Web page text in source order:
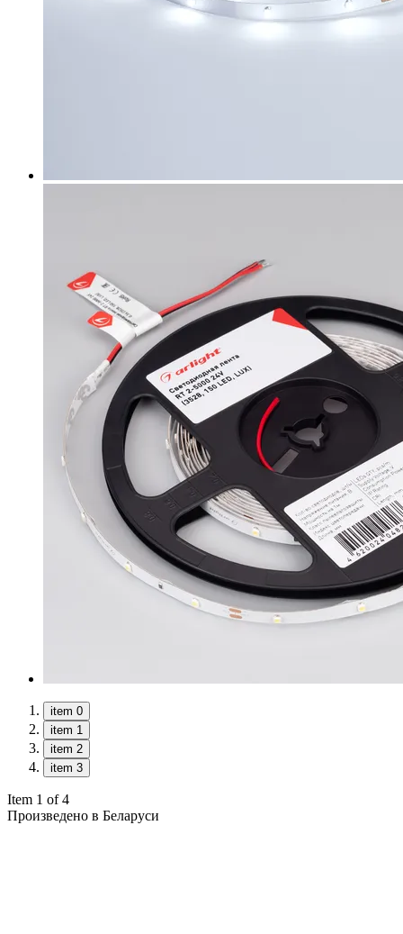
item 0
item 1
item 2
item 3
Item 1 of 4
Произведено в Беларуси